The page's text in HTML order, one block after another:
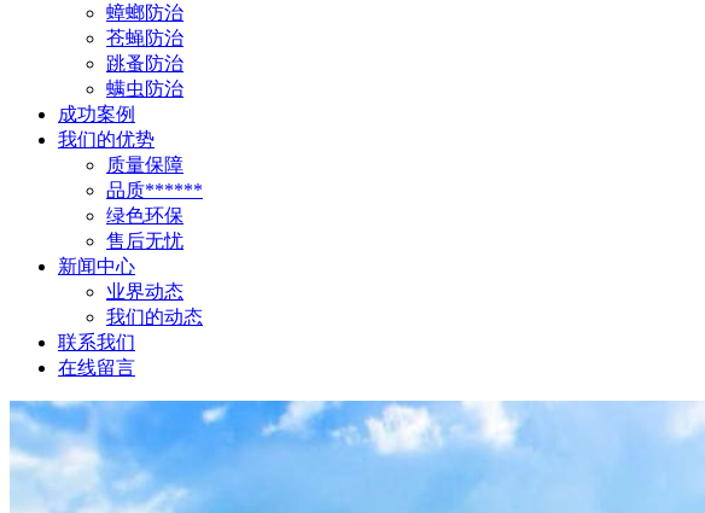
蟑螂防治
苍蝇防治
跳蚤防治
螨虫防治
成功案例
我们的优势
质量保障
品质******
绿色环保
售后无忧
新闻中心
业界动态
我们的动态
联系我们
在线留言